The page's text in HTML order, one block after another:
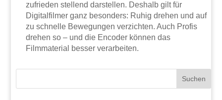
zufrieden stellend darstellen. Deshalb gilt für
Digitalfilmer ganz besonders: Ruhig drehen und auf
zu schnelle Bewegungen verzichten. Auch Profis
drehen so – und die Encoder können das
Filmmaterial besser verarbeiten.